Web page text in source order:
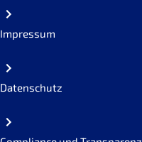
Impressum
Datenschutz